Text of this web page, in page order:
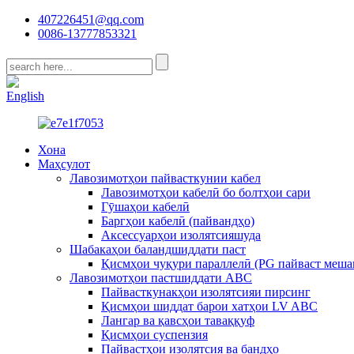
407226451@qq.com
0086-13777853321
English
Хона
Маҳсулот
Лавозимотҳои пайвасткунии кабел
Лавозимотҳои кабелӣ бо болтҳои сари
Гӯшаҳои кабелӣ
Баргҳои кабелӣ (пайвандҳо)
Аксессуарҳои изолятсияшуда
Шабакаҳои баландшиддати паст
Қисмҳои чуқури параллелӣ (PG пайваст
Лавозимотҳои пастшиддати ABC
Пайвасткунакҳои изолятсияи пирсинг
Қисмҳои шиддат барои хатҳои LV ABC
Лангар ва қавсҳои таваққуф
Қисмҳои суспензия
Пайвастҳои изолятсия ва бандҳо